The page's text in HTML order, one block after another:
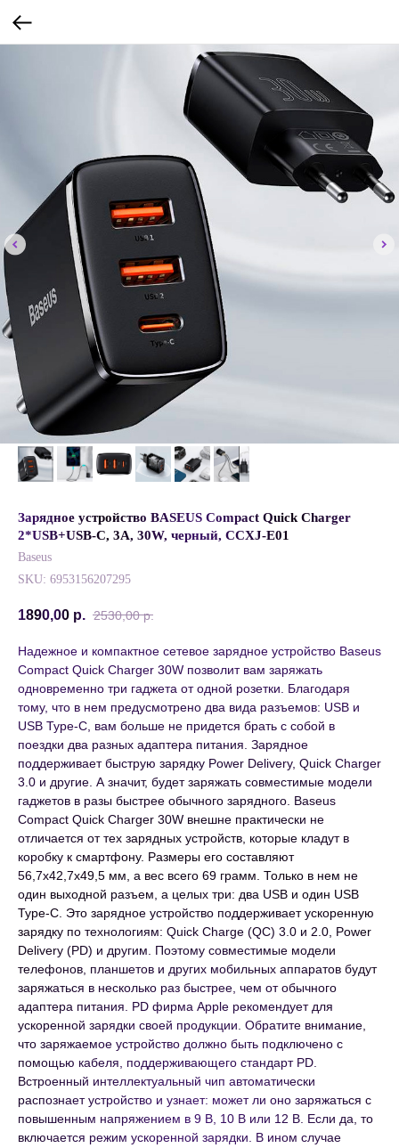
Зарядное устройство BASEUS Compact Quick Charger
2*USB+USB-C, 3A, 30W, черный, CCXJ-E01
Baseus
SKU: 6953156207295
1890,00 р. 2530,00 р.
Надежное и компактное сетевое зарядное устройство Baseus
Compact Quick Charger 30W позволит вам заряжать
одновременно три гаджета от одной розетки. Благодаря
тому, что в нем предусмотрено два вида разъемов: USB и
USB Type-C, вам больше не придется брать с собой в
поездки два разных адаптера питания. Зарядное
поддерживает быструю зарядку Power Delivery, Quick Charger
3.0 и другие. А значит, будет заряжать совместимые модели
гаджетов в разы быстрее обычного зарядного. Baseus
Compact Quick Charger 30W внешне практически не
отличается от тех зарядных устройств, которые кладут в
коробку к смартфону. Размеры его составляют
56,7x42,7x49,5 мм, а вес всего 69 грамм. Только в нем не
один выходной разъем, а целых три: два USB и один USB
Type-C. Это зарядное устройство поддерживает ускоренную
зарядку по технологиям: Quick Charge (QC) 3.0 и 2.0, Power
Delivery (PD) и другим. Поэтому совместимые модели
телефонов, планшетов и других мобильных аппаратов будут
заряжаться в несколько раз быстрее, чем от обычного
адаптера питания. PD фирма Apple рекомендует для
ускоренной зарядки своей продукции. Обратите внимание,
что заряжаемое устройство должно быть подключено с
помощью кабеля, поддерживающего стандарт PD.
Встроенный интеллектуальный чип автоматически
распознает устройство и узнает: может ли оно заряжаться с
повышенным напряжением в 9 В, 10 В или 12 В. Если да, то
включается режим ускоренной зарядки. В ином случае